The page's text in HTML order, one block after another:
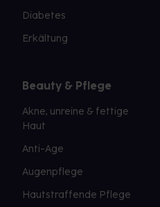
Diabetes
Erkältung
Beauty & Pflege
Akne, unreine & fettige
Haut
Anti-Age
Augenpflege
Hautstraffende Pflege